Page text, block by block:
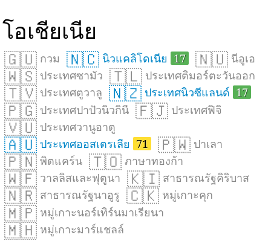
โอเชียเนีย
🇬🇺 กวม 🇳🇨 นิวแคลิโดเนีย 17 🇳🇺 นีอูเอ
🇼🇸 ประเทศซามัว 🇹🇱 ประเทศติมอร์ตะวันออก
🇹🇻 ประเทศตูวาลู 🇳🇿 ประเทศนิวซีแลนด์ 17
🇵🇬 ประเทศปาปัวนิวกินี 🇫🇯 ประเทศฟิจิ
🇻🇺 ประเทศวานูอาตู
🇦🇺 ประเทศออสเตรเลีย 71 🇵🇼 ปาเลา
🇵🇳 พิตแคร์น 🇹🇴 ภาษาทองก้า
🇼🇫 วาลลิสและฟุตูนา 🇰🇮 สาธารณรัฐคิริบาส
🇳🇷 สาธารณรัฐนาอูรู 🇨🇰 หมู่เกาะคุก
🇲🇵 หมู่เกาะนอร์เทิร์นมาเรียนา
🇲🇭 หมู่เกาะมาร์แชลล์